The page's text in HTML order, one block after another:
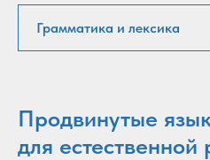
Продвинутые
для естественной